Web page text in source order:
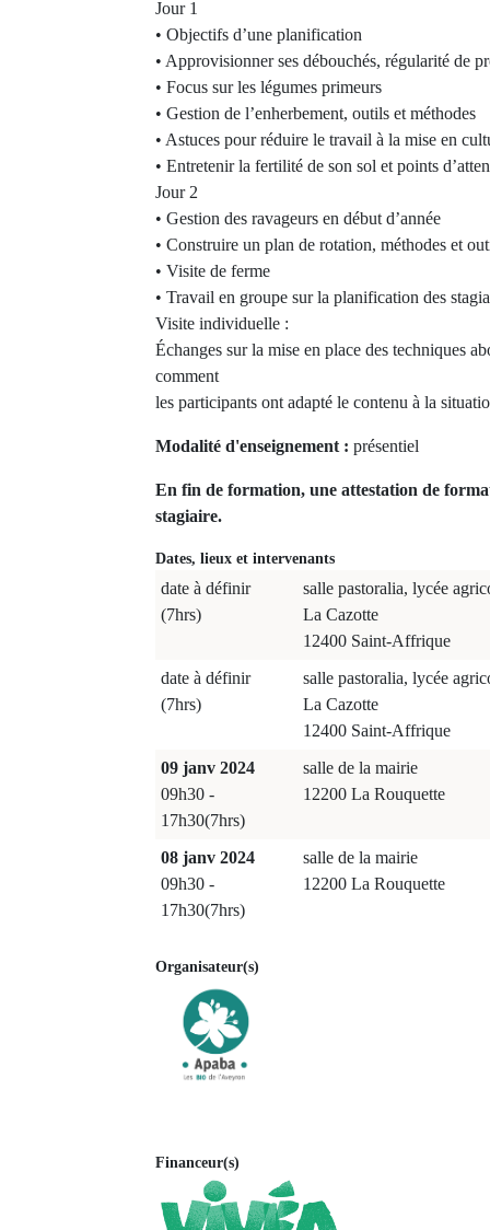
Jour 1
• Objectifs d’une planification
• Approvisionner ses débouchés, régularité de
• Focus sur les légumes primeurs
• Gestion de l’enherbement, outils et méthodes
• Astuces pour réduire le travail à la mise en
• Entretenir la fertilité de son sol et points
Jour 2
• Gestion des ravageurs en début d’année
• Construire un plan de rotation, méthodes et
• Visite de ferme
• Travail en groupe sur la planification des
Visite individuelle :
Échanges sur la mise en place des techniques
comment
les participants ont adapté le contenu à la
Modalité d'enseignement : présentiel
En fin de formation, une attestation de
stagiaire.
Dates, lieux et intervenants
date à définir
(7hrs)
salle pastoralia, lycée
La Cazotte
12400 Saint-Affrique
date à définir
(7hrs)
salle pastoralia, lycée
La Cazotte
12400 Saint-Affrique
09 janv 2024
09h30 -
17h30(7hrs)
salle de la mairie
12200 La Rouquette
08 janv 2024
09h30 -
17h30(7hrs)
salle de la mairie
12200 La Rouquette
Organisateur(s)
Financeur(s)